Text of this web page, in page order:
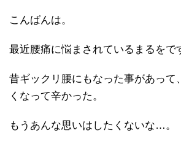
こんばんは。
最近腰痛に悩まされているまるをで
昔ギックリ腰にもなった事があって
くなって辛かった。
もうあんな思いはしたくないな…。